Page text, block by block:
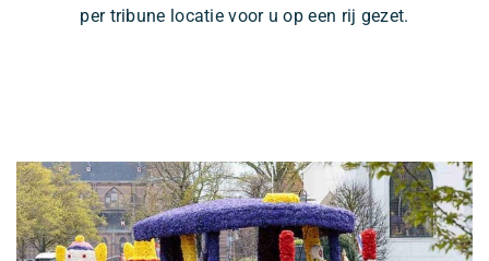
per tribune locatie voor u op een rij gezet.